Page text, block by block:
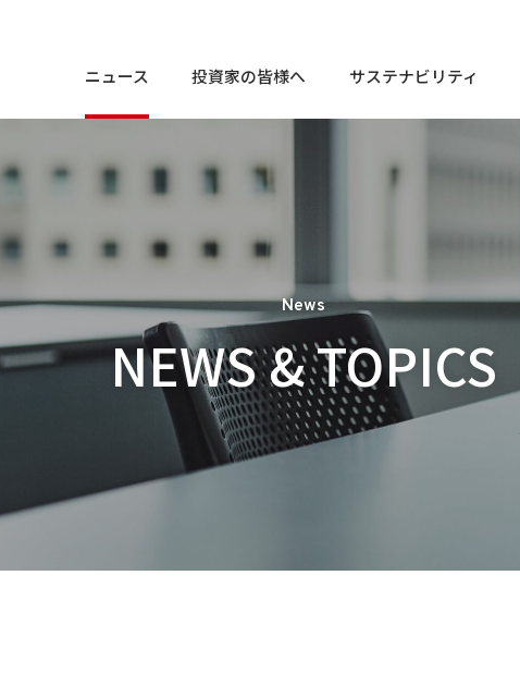
ニュース 投資家の皆様へ
個人投資家の皆様へ
経営⽅針
業績・財務情報
株式・社債情報
IRライブラリ
サステナビリティ
トップメッセージ
サステナビリティ
マテリアリティ
社会課題解決に貢献する商品
会社概要
役員一覧
コンプライアンスに関する
相談・通報窓口
経営⽅針
業績・財務情報
株式・社債情報
IRライブラリ
サステナビリティ
マテリアリティ
社会課題解決に貢献する商品
トップメッセージ
役員一覧
お客様相談窓口
News
NEWS & TOPICS